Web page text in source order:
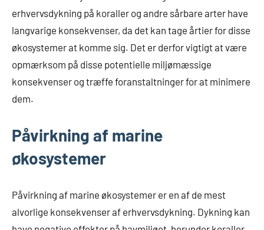
erhvervsdykning på koraller og andre sårbare arter have
langvarige konsekvenser, da det kan tage årtier for disse
økosystemer at komme sig. Det er derfor vigtigt at være
opmærksom på disse potentielle miljømæssige
konsekvenser og træffe foranstaltninger for at minimere
dem.
Påvirkning af marine
økosystemer
Påvirkning af marine økosystemer er en af de mest
alvorlige konsekvenser af erhvervsdykning. Dykning kan